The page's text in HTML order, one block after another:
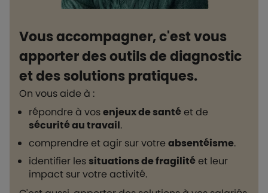
Vous accompagner, c'est vous
apporter des outils de diagnostic
et des solutions pratiques.
On vous aide à :
répondre à vosenjeux de santéet de
sécurité au travail.
comprendre et agir sur votre absentéisme.
identifier lessituations de fragilitéet leur
impact sur votre activité.